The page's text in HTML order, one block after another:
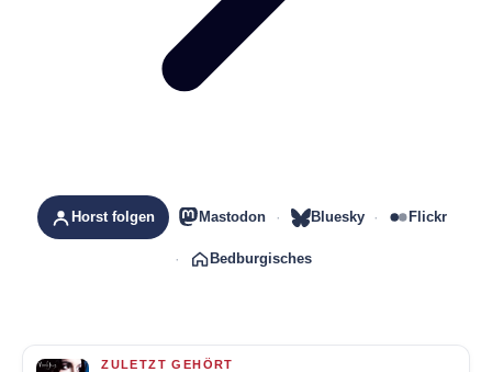
Horst folgen Mastodon Bluesky Flickr
Bedburgisches
ZULETZT GEHÖRT